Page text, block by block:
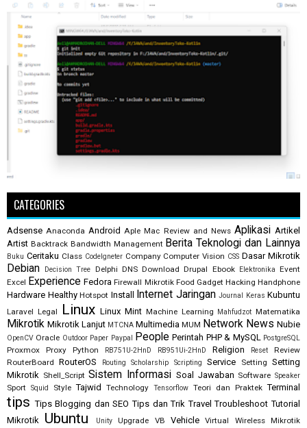
CATEGORIES
Adsense Anaconda Android Aple Mac Review and News Aplikasi Artikel
Artist Backtrack Bandwidth Management Berita Teknologi dan Lainnya
Buku Ceritaku Class CodeIgneter Company Computer Vision CSS Dasar Mikrotik
Debian Decision Tree Delphi DNS Download Drupal Ebook Elektronika Event
Excel Experience Fedora Firewall Mikrotik Food Gadget Hacking Handphone
Hardware Healthy Hotspot Install Internet Jaringan Journal Keras Kubuntu
Laravel Legal Linux Linux Mint Machine Learning Mahfudzot Matematika
Mikrotik Mikrotik Lanjut MTCNA Multimedia MUM Network News Nubie
OpenCV Oracle Outdoor Paper Paypal People Perintah PHP & MySQL PostgreSQL
Proxmox Proxy Python RB751U-2HnD RB951Ui-2HnD Religion Reset
Review
RouterBoard
RouterOS Routing Scholarship Scripting Service Setting Setting
Mikrotik Shell_Script Sistem Informasi Soal Jawaban Software Speaker
Sport Squid Style Tajwid Technology Tensorflow Teori dan Praktek Terminal
tips Tips Blogging dan SEO Tips dan Trik Travel Troubleshoot Tutorial
Mikrotik Ubuntu Unity Upgrade VB Vehicle Virtual Wireless Mikrotik